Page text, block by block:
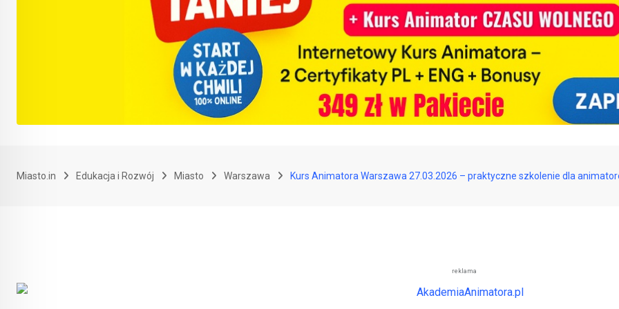
Miasto.in Edukacja i Rozwój Miasto Warszawa Kurs Animatora Warszawa 27.03.2026 – praktyczne szkolenie dla
reklama